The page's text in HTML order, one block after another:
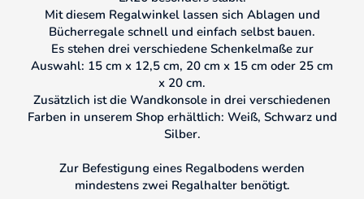
Mit diesem Regalwinkel lassen sich Ablagen und
Bücherregale schnell und einfach selbst bauen.
Es stehen drei verschiedene Schenkelmaße zur
Auswahl: 15 cm x 12,5 cm, 20 cm x 15 cm oder 25 cm
x 20 cm.
Zusätzlich ist die Wandkonsole in drei verschiedenen
Farben in unserem Shop erhältlich: Weiß, Schwarz und
Silber.
Zur Befestigung eines Regalbodens werden
mindestens zwei Regalhalter benötigt.